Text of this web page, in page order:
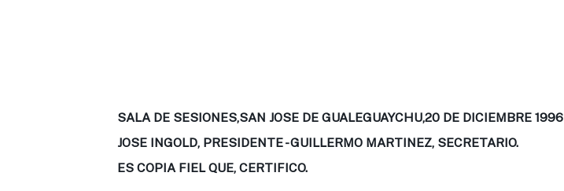
SALA DE SESIONES,SAN JOSE DE GUALEGUAYCHU,20 DE DICIEMBRE 1996
JOSE INGOLD, PRESIDENTE - GUILLERMO MARTINEZ, SECRETARIO.
ES COPIA FIEL QUE, CERTIFICO.